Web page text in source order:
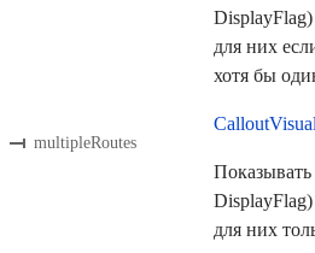
для них
хотя бы
multipleRoutes
для них